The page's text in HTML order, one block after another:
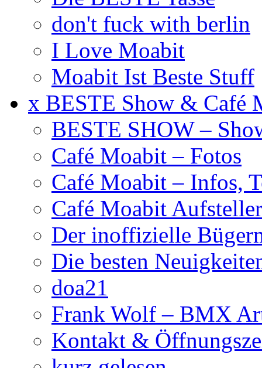
don't fuck with berlin
I Love Moabit
Moabit Ist Beste Stuff
x BESTE Show & Café
BESTE SHOW –
Café Moabit – Fotos
Café Moabit – Infos,
Café Moabit Aufsteller
Der inoffizielle
Die besten
doa21
Frank Wolf – BMX
Kontakt &